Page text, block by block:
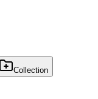
Collection